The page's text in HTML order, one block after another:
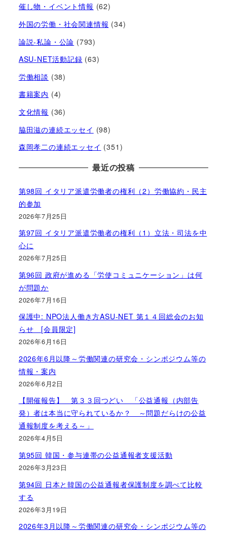
催し物・イベント情報 (62)
外国の労働・社会関連情報 (34)
論説-私論・公論 (793)
ASU-NET活動記録 (63)
労働相談 (38)
書籍案内 (4)
文化情報 (36)
脇田滋の連続エッセイ (98)
森岡孝二の連続エッセイ (351)
最近の投稿
第98回 イタリア派遣労働者の権利（2）労働協約・民主
的参加
2026年7月25日
第97回 イタリア派遣労働者の権利（1）立法・司法を中
心に
2026年7月25日
第96回 政府が進める「労使コミュニケーション」は何
が問題か
2026年7月16日
保護中: NPO法人働き方ASU-NET 第１４回総会のお知
らせ [会員限定]
2026年6月16日
2026年6月以降～労働関連の研究会・シンポジウム等の
情報・案内
2026年6月2日
【開催報告】 第３３回つどい 「公益通報（内部告
発）者は本当に守られているか？ ～問題だらけの公益
通報制度を考える～」
2026年4月5日
第95回 韓国・参与連帯の公益通報者支援活動
2026年3月23日
第94回 日本と韓国の公益通報者保護制度を調べて比較
する
2026年3月19日
2026年3月以降～労働関連の研究会・シンポジウム等の